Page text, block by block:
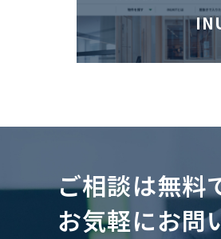
ご相談は無料
お気軽にお問